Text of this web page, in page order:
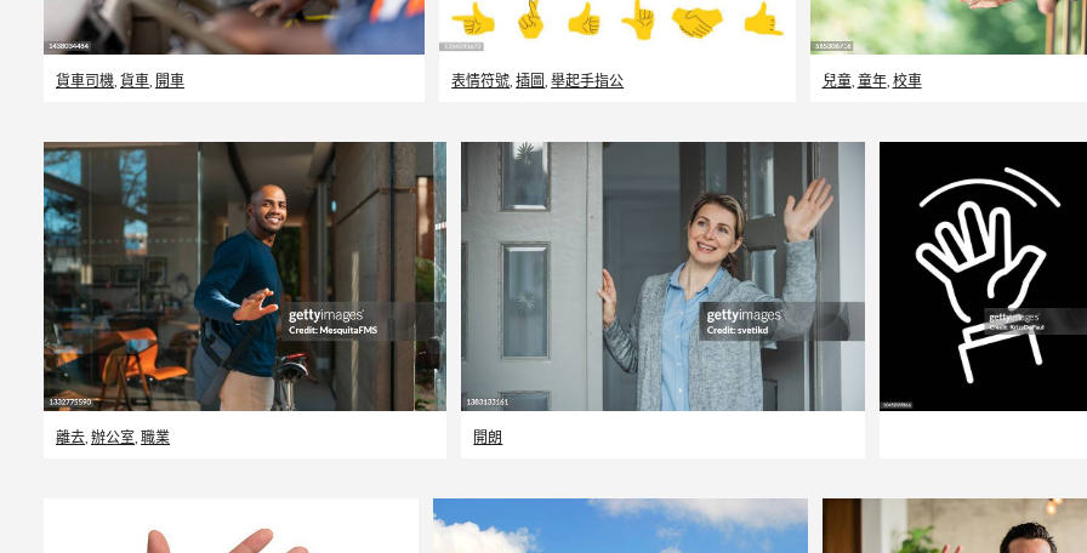
貨車司機, 貨車, 開車 表情符號,插圖,舉起手指公 兒童, 童年, 校車
離去 辦公室 職業 開朗